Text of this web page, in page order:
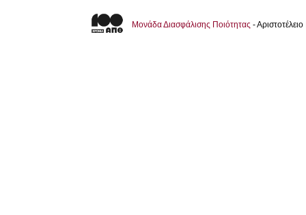
Μονάδα Διασφάλισης Ποιότητας -